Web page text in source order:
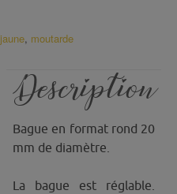
jaune, moutarde
Description
Bague en format rond 20
mm de diamètre.
La bague est réglable.